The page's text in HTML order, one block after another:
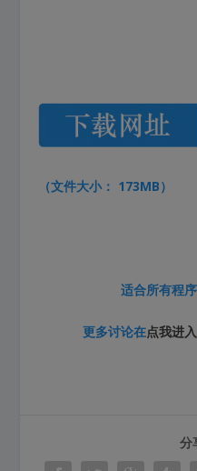
（文件大小： 173MB）
适合所有程
更多讨论在点我进入
分